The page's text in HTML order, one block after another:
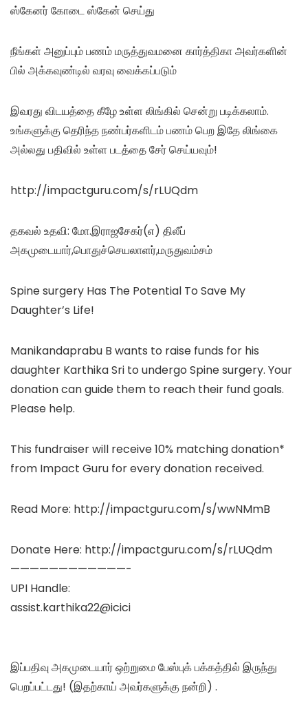
ஸ்கேனர் கோடை ஸ்கேன் செய்து
நீங்கள் அனுப்பும் பணம் மருத்துவமனை கார்த்திகா அவர்களின்
பில் அக்கவுண்டில் வரவு வைக்கப்படும்
இவரது விடயத்தை கீழே உள்ள லிங்கில் சென்று படிக்கலாம்.
உங்களுக்கு தெரிந்த நண்பர்களிடம் பணம் பெற இதே லிங்கை
அல்லது பதிவில் உள்ள படத்தை சேர் செய்யவும்!
http://impactguru.com/s/rLUQdm
தகவல் உதவி: மோ.இராஜசேகர்(எ) திலீப்
அகமுடையார்,பொதுச்செயலாளர்,மருதுவம்சம்
Spine surgery Has The Potential To Save My
Daughter’s Life!
Manikandaprabu B wants to raise funds for his
daughter Karthika Sri to undergo Spine surgery. Your
donation can guide them to reach their fund goals.
Please help.
This fundraiser will receive 10% matching donation*
from Impact Guru for every donation received.
Read More: http://impactguru.com/s/wwNMmB
Donate Here: http://impactguru.com/s/rLUQdm
————————————-
UPI Handle:
assist.karthika22@icici
இப்பதிவு அகமுடையார் ஒற்றுமை பேஸ்புக் பக்கத்தில் இருந்து
பெறப்பட்டது! (இதற்காய் அவர்களுக்கு நன்றி) .